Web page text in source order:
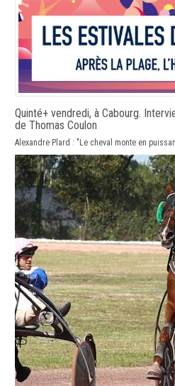
Quinté+ vendredi, à Cabourg.
de Thomas Coulon
Alexandre Plard : "Le cheval monte en